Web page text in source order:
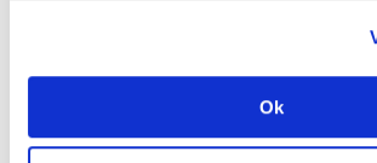
Ok
fonde:
, De
kommuners
Emneord: